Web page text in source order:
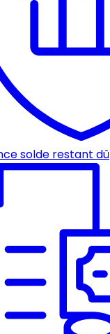
solde restant dû